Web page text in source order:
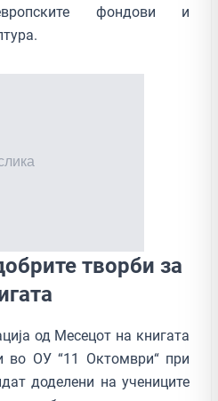
фондови и
творби за
од Месецот на книгата
во ОУ “11 Октомври“ при
доделени на учениците